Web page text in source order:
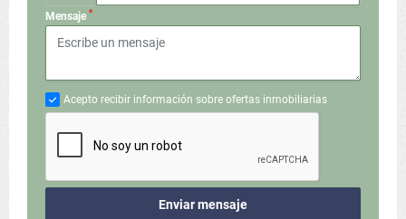
Mensaje *
Acepto recibir información sobre ofertas inmobiliarias
Enviar mensaje